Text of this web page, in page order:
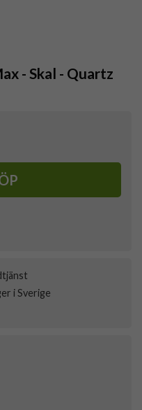
- Skal - Quartz
i Sverige